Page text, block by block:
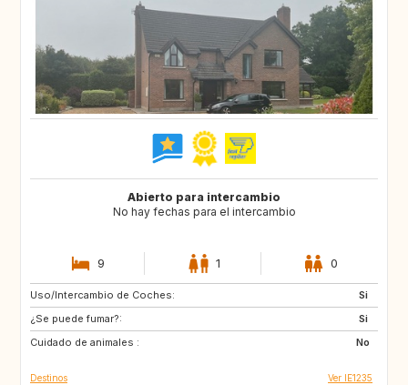
Abierto para intercambio
No hay fechas para el intercambio
9 1 0
Uso/Intercambio de Coches:
Si
¿Se puede fumar?:
Si
Cuidado de animales :
No
FR
Destinos Ver IE1235